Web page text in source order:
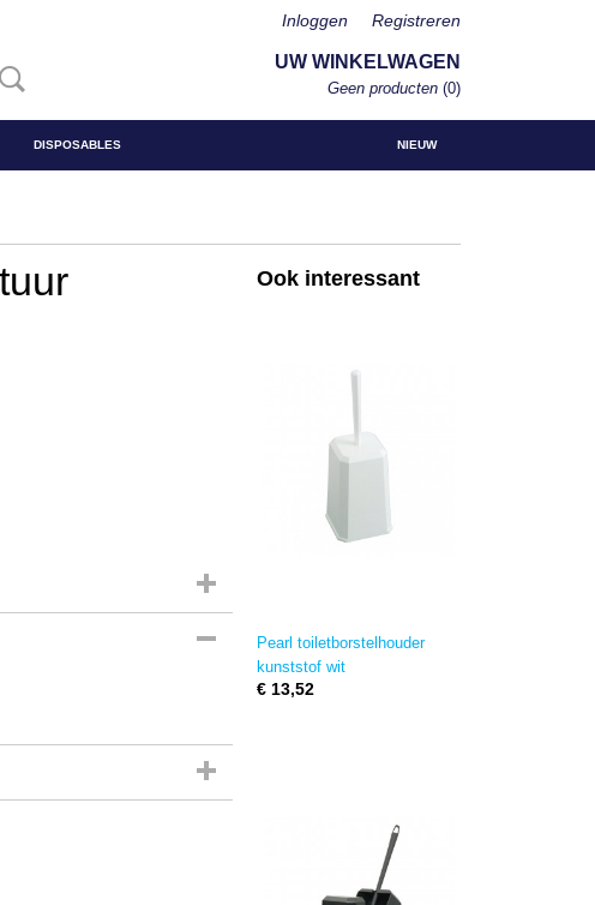
Inloggen Registreren
UW WINKELWAGEN
Geen producten (0)
NIEUW
DISPOSABLES
Ook interessant
Pearl toiletborstelhouder
kunststof wit
€ 13,52